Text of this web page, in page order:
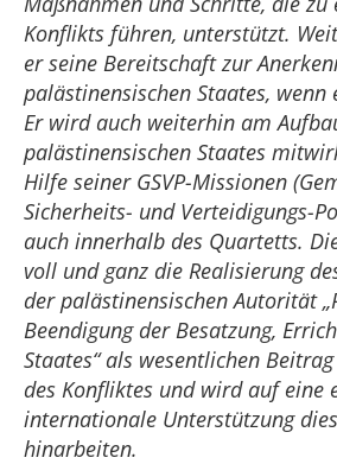
Konflikts führen, unterstützt.
er seine Bereitschaft zur
palästinensischen Staates, wenn
Er wird auch weiterhin am
palästinensischen Staates
Hilfe seiner GSVP-Missionen
Sicherheits- und Verteidigungs-
auch innerhalb des Quartetts.
voll und ganz die Realisierung
der palästinensischen Autorität
Beendigung der Besatzung,
Staates“ als wesentlichen
des Konfliktes und wird auf eine
internationale Unterstützung
hinarbeiten.